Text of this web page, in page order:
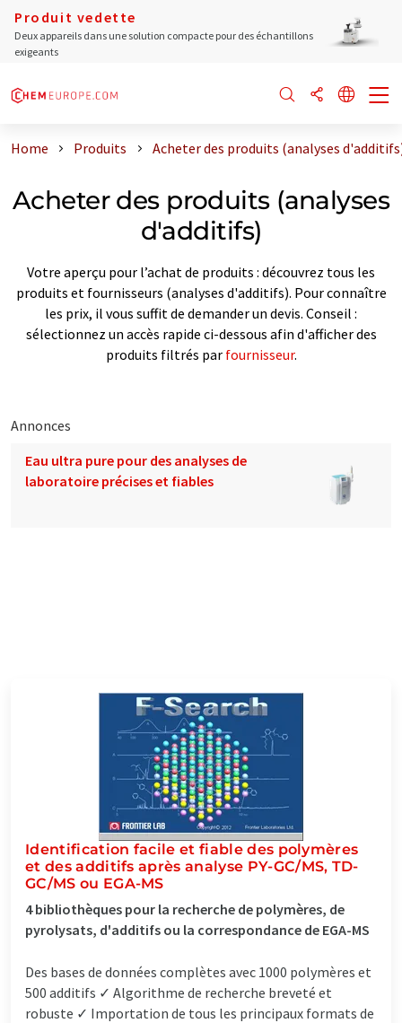
Produit vedette
Deux appareils dans une solution compacte pour des échantillons
exigeants
Home Produits Acheter des produits (analyses
Acheter des produits (analyses
d'additifs)
Votre aperçu pour l’achat de produits : découvrez tous les
produits et fournisseurs (analyses d'additifs). Pour connaître
les prix, il vous suffit de demander un devis. Conseil :
sélectionnez un accès rapide ci-dessous afin d'afficher des
produits filtrés par fournisseur.
Annonces
Eau ultra pure pour des analyses de
laboratoire précises et fiables
Identification facile et fiable des polymères
et des additifs après analyse PY-GC/MS, TD-
GC/MS ou EGA-MS
4 bibliothèques pour la recherche de polymères, de
pyrolysats, d'additifs ou la correspondance de EGA-MS
Des bases de données complètes avec 1000 polymères et
500 additifs ✓ Algorithme de recherche breveté et
robuste ✓ Importation de tous les principaux formats de